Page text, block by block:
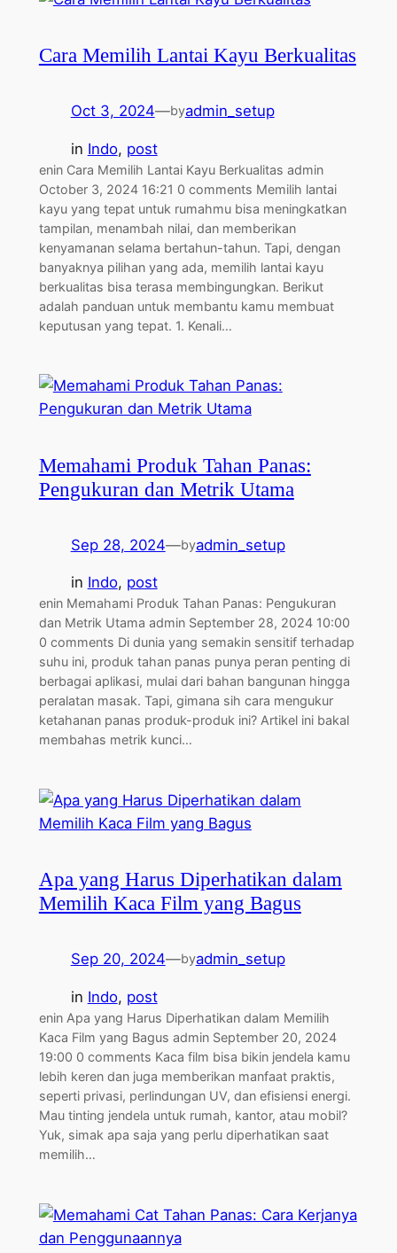
Cara Memilih Lantai Kayu Berkualitas
Oct 3, 2024—byadmin_setup
in Indo, post
enin Cara Memilih Lantai Kayu Berkualitas admin
October 3, 2024 16:21 0 comments Memilih lantai
kayu yang tepat untuk rumahmu bisa meningkatkan
tampilan, menambah nilai, dan memberikan
kenyamanan selama bertahun-tahun. Tapi, dengan
banyaknya pilihan yang ada, memilih lantai kayu
berkualitas bisa terasa membingungkan. Berikut
adalah panduan untuk membantu kamu membuat
keputusan yang tepat. 1. Kenali…
Memahami Produk Tahan Panas:
Pengukuran dan Metrik Utama
Sep 28, 2024—byadmin_setup
in Indo, post
enin Memahami Produk Tahan Panas: Pengukuran
dan Metrik Utama admin September 28, 2024 10:00
0 comments Di dunia yang semakin sensitif terhadap
suhu ini, produk tahan panas punya peran penting di
berbagai aplikasi, mulai dari bahan bangunan hingga
peralatan masak. Tapi, gimana sih cara mengukur
ketahanan panas produk-produk ini? Artikel ini bakal
membahas metrik kunci…
Apa yang Harus Diperhatikan dalam
Memilih Kaca Film yang Bagus
Sep 20, 2024—byadmin_setup
in Indo, post
enin Apa yang Harus Diperhatikan dalam Memilih
Kaca Film yang Bagus admin September 20, 2024
19:00 0 comments Kaca film bisa bikin jendela kamu
lebih keren dan juga memberikan manfaat praktis,
seperti privasi, perlindungan UV, dan efisiensi energi.
Mau tinting jendela untuk rumah, kantor, atau mobil?
Yuk, simak apa saja yang perlu diperhatikan saat
memilih…